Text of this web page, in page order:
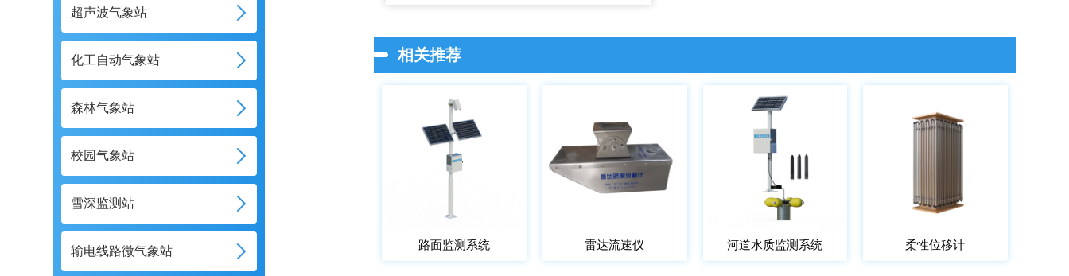
超声波气象站
化工自动气象站
森林气象站
校园气象站
雪深监测站
输电线路微气象站
相关推荐
路面监测系统 雷达流速仪 河道水质监测系统 柔性位移计